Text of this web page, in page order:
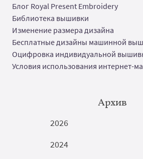
Блог Royal Present Embroidery
Библиотека вышивки
Изменение размера дизайна
Бесплатные дизайны машинной
Оцифровка индивидуальной
Условия использования интернет-
Архив
2026
2024